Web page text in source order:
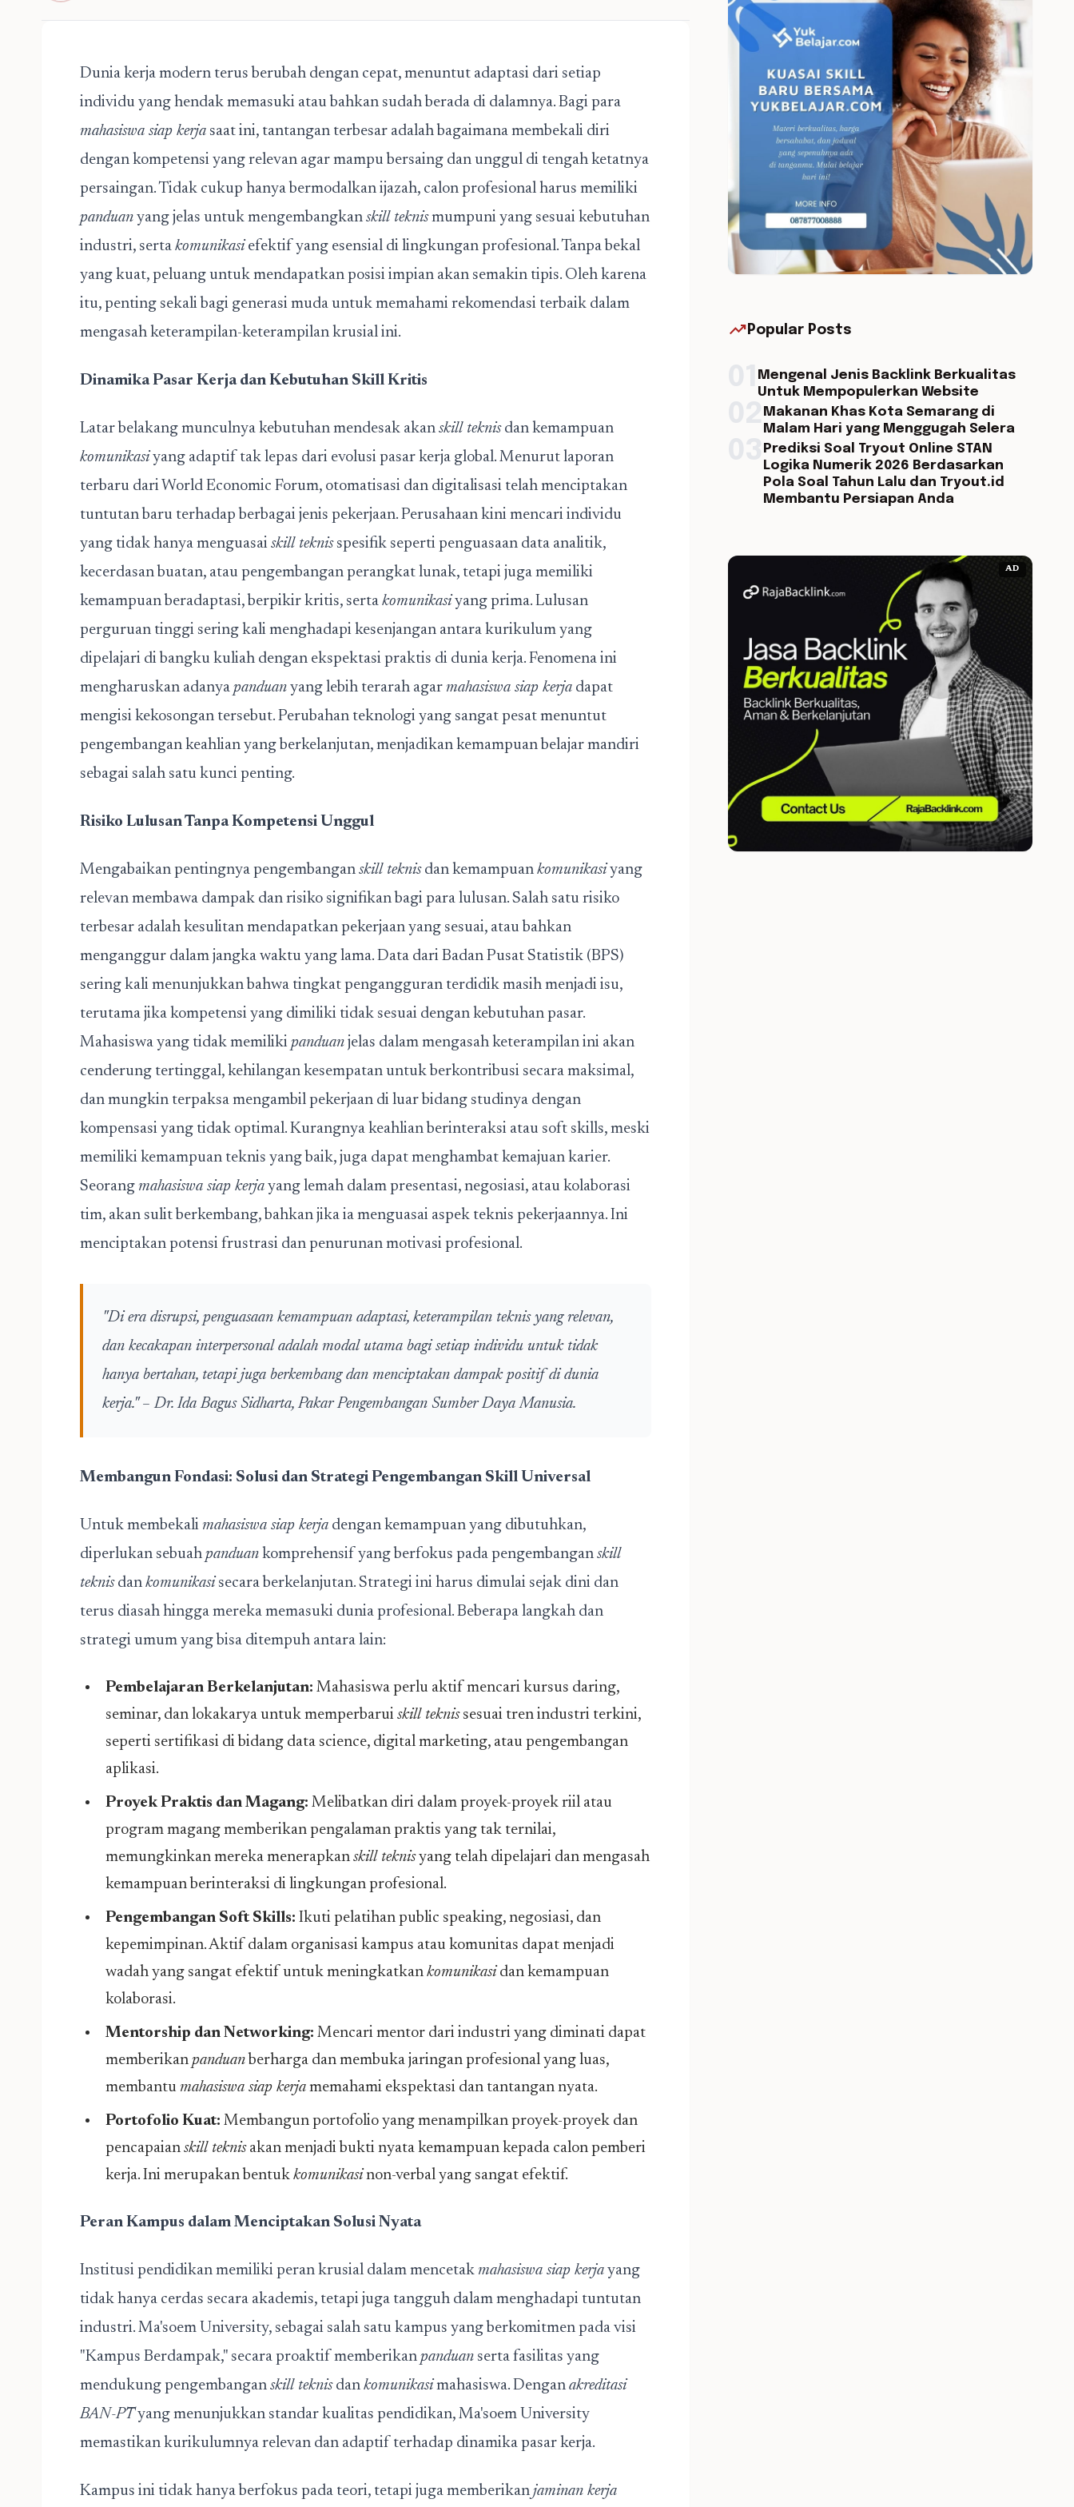
Dunia kerja modern terus berubah dengan cepat, menuntut adaptasi dari setiap
individu yang hendak memasuki atau bahkan sudah berada di dalamnya. Bagi para
mahasiswa siap kerja saat ini, tantangan terbesar adalah bagaimana membekali diri
dengan kompetensi yang relevan agar mampu bersaing dan unggul di tengah ketatnya
persaingan. Tidak cukup hanya bermodalkan ijazah, calon profesional harus memiliki
panduan yang jelas untuk mengembangkan skill teknismumpuni yang sesuai kebutuhan
industri, serta komunikasi efektif yang esensial di lingkungan profesional. Tanpa bekal
yang kuat, peluang untuk mendapatkan posisi impian akan semakin tipis. Oleh karena
itu, penting sekali bagi generasi muda untuk memahami rekomendasi terbaik dalam
mengasah keterampilan-keterampilan krusial ini.
Dinamika Pasar Kerja dan Kebutuhan Skill Kritis
Latar belakang munculnya kebutuhan mendesak akan skill teknisdan kemampuan
komunikasi yang adaptif tak lepas dari evolusi pasar kerja global. Menurut laporan
terbaru dari World Economic Forum, otomatisasi dan digitalisasi telah menciptakan
tuntutan baru terhadap berbagai jenis pekerjaan. Perusahaan kini mencari individu
yang tidak hanya menguasai skill teknisspesifik seperti penguasaan data analitik,
kecerdasan buatan, atau pengembangan perangkat lunak, tetapi juga memiliki
kemampuan beradaptasi, berpikir kritis, serta komunikasi yang prima. Lulusan
perguruan tinggi sering kali menghadapi kesenjangan antara kurikulum yang
dipelajari di bangku kuliah dengan ekspektasi praktis di dunia kerja. Fenomena ini
mengharuskan adanya panduan yang lebih terarah agar mahasiswa siap kerja dapat
mengisi kekosongan tersebut. Perubahan teknologi yang sangat pesat menuntut
pengembangan keahlian yang berkelanjutan, menjadikan kemampuan belajar mandiri
sebagai salah satu kunci penting.
Risiko Lulusan Tanpa Kompetensi Unggul
Mengabaikan pentingnya pengembangan skill teknisdan kemampuan komunikasi yang
relevan membawa dampak dan risiko signifikan bagi para lulusan. Salah satu risiko
terbesar adalah kesulitan mendapatkan pekerjaan yang sesuai, atau bahkan
menganggur dalam jangka waktu yang lama. Data dari Badan Pusat Statistik (BPS)
sering kali menunjukkan bahwa tingkat pengangguran terdidik masih menjadi isu,
terutama jika kompetensi yang dimiliki tidak sesuai dengan kebutuhan pasar.
Mahasiswa yang tidak memiliki panduan jelas dalam mengasah keterampilan ini akan
cenderung tertinggal, kehilangan kesempatan untuk berkontribusi secara maksimal,
dan mungkin terpaksa mengambil pekerjaan di luar bidang studinya dengan
kompensasi yang tidak optimal. Kurangnya keahlian berinteraksi atau soft skills, meski
memiliki kemampuan teknis yang baik, juga dapat menghambat kemajuan karier.
Seorang mahasiswa siap kerja yang lemah dalam presentasi, negosiasi, atau kolaborasi
tim, akan sulit berkembang, bahkan jika ia menguasai aspek teknis pekerjaannya. Ini
menciptakan potensi frustrasi dan penurunan motivasi profesional.
"Di era disrupsi, penguasaan kemampuan adaptasi, keterampilan teknis yang relevan,
dan kecakapan interpersonal adalah modal utama bagi setiap individu untuk tidak
hanya bertahan, tetapi juga berkembang dan menciptakan dampak positif di dunia
kerja." – Dr. Ida Bagus Sidharta, Pakar Pengembangan Sumber Daya Manusia.
Membangun Fondasi: Solusi dan Strategi Pengembangan Skill Universal
Untuk membekali mahasiswa siap kerja dengan kemampuan yang dibutuhkan,
diperlukan sebuah panduan komprehensif yang berfokus pada pengembangan skill
teknisdan komunikasi secara berkelanjutan. Strategi ini harus dimulai sejak dini dan
terus diasah hingga mereka memasuki dunia profesional. Beberapa langkah dan
strategi umum yang bisa ditempuh antara lain:
Pembelajaran Berkelanjutan: Mahasiswa perlu aktif mencari kursus daring,
seminar, dan lokakarya untuk memperbarui skill teknissesuai tren industri terkini,
seperti sertifikasi di bidang data science, digital marketing, atau pengembangan
aplikasi.
Proyek Praktis dan Magang: Melibatkan diri dalam proyek-proyek riil atau
program magang memberikan pengalaman praktis yang tak ternilai,
memungkinkan mereka menerapkan skill teknisyang telah dipelajari dan mengasah
kemampuan berinteraksi di lingkungan profesional.
Pengembangan Soft Skills: Ikuti pelatihan public speaking, negosiasi, dan
kepemimpinan. Aktif dalam organisasi kampus atau komunitas dapat menjadi
wadah yang sangat efektif untuk meningkatkan komunikasi dan kemampuan
kolaborasi.
Mentorship dan Networking: Mencari mentor dari industri yang diminati dapat
memberikan panduan berharga dan membuka jaringan profesional yang luas,
membantu mahasiswa siap kerja memahami ekspektasi dan tantangan nyata.
Portofolio Kuat: Membangun portofolio yang menampilkan proyek-proyek dan
pencapaian skill teknisakan menjadi bukti nyata kemampuan kepada calon pemberi
kerja. Ini merupakan bentuk komunikasi non-verbal yang sangat efektif.
Peran Kampus dalam Menciptakan Solusi Nyata
Institusi pendidikan memiliki peran krusial dalam mencetak mahasiswa siap kerja yang
tidak hanya cerdas secara akademis, tetapi juga tangguh dalam menghadapi tuntutan
industri. Ma'soem University, sebagai salah satu kampus yang berkomitmen pada visi
"Kampus Berdampak," secara proaktif memberikan panduan serta fasilitas yang
mendukung pengembangan skill teknisdan komunikasi mahasiswa. Dengan akreditasi
BAN-PTyang menunjukkan standar kualitas pendidikan, Ma'soem University
memastikan kurikulumnya relevan dan adaptif terhadap dinamika pasar kerja.
Kampus ini tidak hanya berfokus pada teori, tetapi juga memberikan jaminan kerja
trending_up Popular Posts
Mengenal Jenis Backlink Berkualitas
Untuk Mempopulerkan Website
Makanan Khas Kota Semarang di
Malam Hari yang Menggugah Selera
Prediksi Soal Tryout Online STAN
Logika Numerik 2026 Berdasarkan
Pola Soal Tahun Lalu dan Tryout.id
Membantu Persiapan Anda
AD